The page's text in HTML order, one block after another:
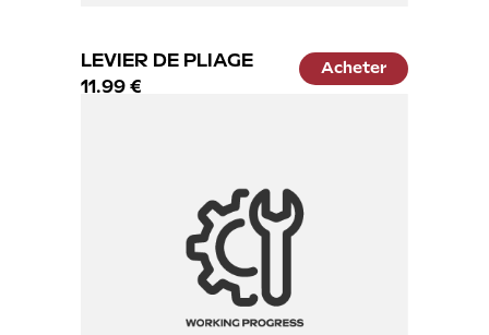
LEVIER DE PLIAGE
11.99 €
Acheter